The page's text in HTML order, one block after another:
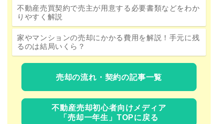
不動産売買契約で売主が用意する必要書類などをわか
りやすく解説
家やマンションの売却にかかる費用を解説！手元に残
るのは結局いくら？
売却の流れ・契約の記事一覧
不動産売却初心者向けメディア
「売却一年生」TOPに戻る